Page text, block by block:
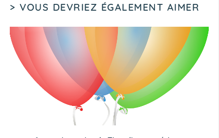
> VOUS DEVRIEZ ÉGALEMENT AIMER